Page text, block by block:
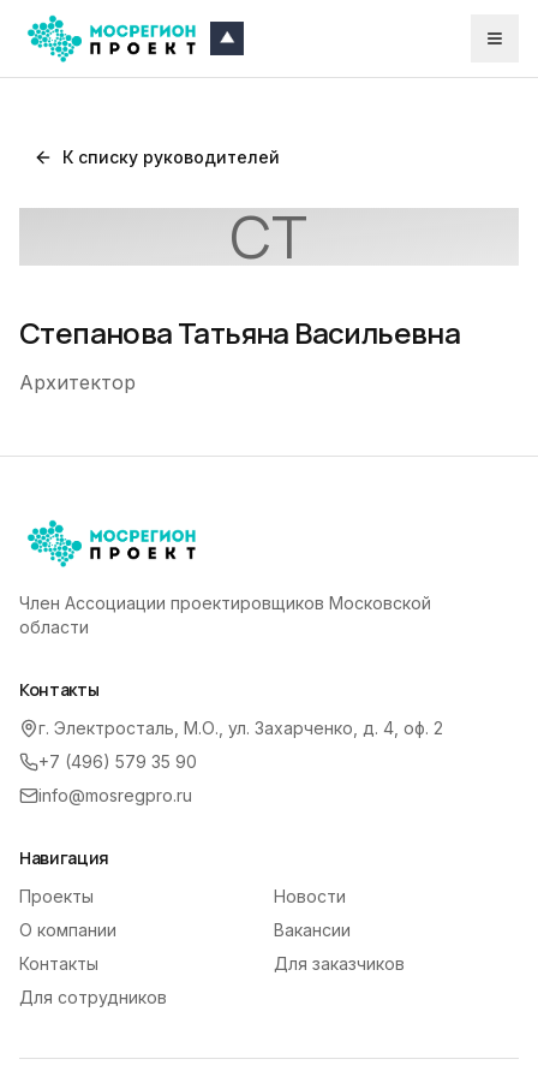
К списку руководителей
СТ
Степанова Татьяна Васильевна
Архитектор
Член Ассоциации проектировщиков Московской
области
Контакты
г. Электросталь, М.О., ул. Захарченко, д. 4, оф. 2
+7 (496) 579 35 90
info@mosregpro.ru
Навигация
Проекты
Новости
О компании
Вакансии
Контакты
Для заказчиков
Для сотрудников